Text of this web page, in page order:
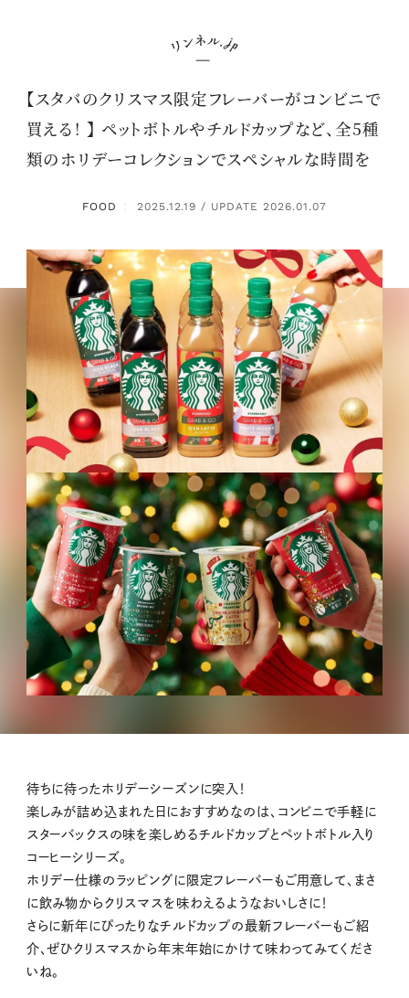
【スタバのクリスマス限定フレーバーがコンビニで
買える！ 】 ペットボトルやチルドカップなど、全5種
類のホリデーコレクションでスペシャルな時間を
FOOD ： 2025.12.19 / UPDATE 2026.01.07
待ちに待ったホリデーシーズンに突入！
楽しみが詰め込まれた日におすすめなのは、コンビニで手軽に
スターバックスの味を楽しめるチルドカップとペットボトル入り
コーヒーシリーズ。
ホリデー仕様のラッピングに限定フレーバーもご用意して、まさ
に飲み物からクリスマスを味わえるようなおいしさに！
さらに新年にぴったりなチルドカップの最新フレーバーもご紹
介、ぜひクリスマスから年末年始にかけて味わってみてくださ
いね。